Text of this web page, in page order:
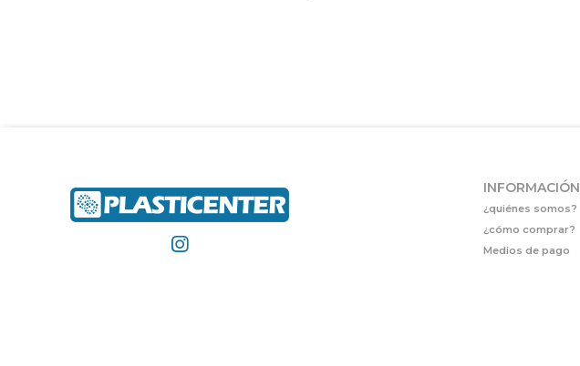
INFORMACIÓN
¿quiénes somos?
¿cómo comprar?
Medios de pago